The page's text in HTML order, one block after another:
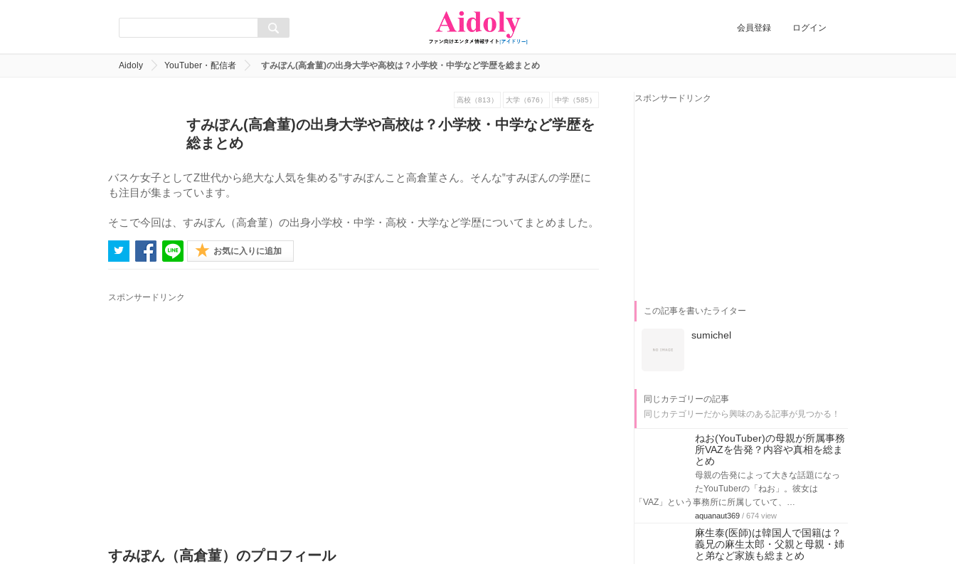
会員登録 ログイン
Aidoly YouTuber・配信者 すみぽん(高倉菫)の出身大学や高校は？小学校・中学など学歴を総まとめ
高校（813） 大学（676） 中学（585）
すみぽん(高倉菫)の出身大学や高校は？小学校・中学など学歴を
総まとめ
バスケ女子としてZ世代から絶大な人気を集める‟すみぽんこと高倉菫さん。そんな‟すみぽんの学歴に
も注目が集まっています。
そこで今回は、すみぽん（高倉菫）の出身小学校・中学・高校・大学など学歴についてまとめました。
お気に入りに追加
スポンサードリンク
すみぽん（高倉菫）のプロフィール
スポンサードリンク
この記事を書いたライター
sumichel
同じカテゴリーの記事
同じカテゴリーだから興味のある記事が見つかる！
ねお(YouTuber)の母親が所属事務
所VAZを告発？内容や真相を総ま
とめ
母親の告発によって大きな話題になっ
たYouTuberの「ねお」。彼女は
「VAZ」という事務所に所属していて、…
aquanaut369 / 674 view
麻生泰(医師)は韓国人で国籍は？
義兄の麻生太郎・父親と母親・姉
と弟など家族も総まとめ